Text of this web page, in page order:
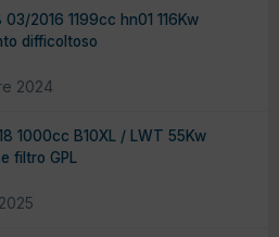
03/2016 1199cc hn01 116Kw
difficoltoso
2024
1000cc B10XL / LWT 55Kw
filtro GPL